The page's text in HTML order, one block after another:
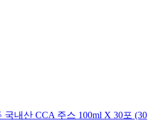
내산 CCA 주스 100ml X 30포 (30